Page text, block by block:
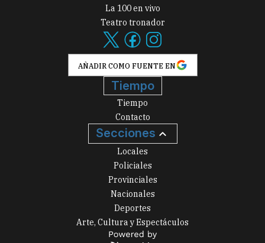
La 100 en vivo
Teatro tronador
AÑADIR COMO FUENTE EN
Tiempo
Tiempo
Contacto
Secciones
Locales
Policiales
Provinciales
Nacionales
Deportes
Arte, Cultura y Espectáculos